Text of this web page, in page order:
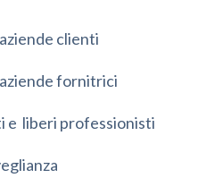
clienti
fornitrici
e liberi professionisti